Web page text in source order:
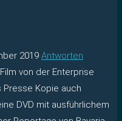
2019 Antworten
von der Enterprise
Presse Kopie auch
DVD mit ausführlichem